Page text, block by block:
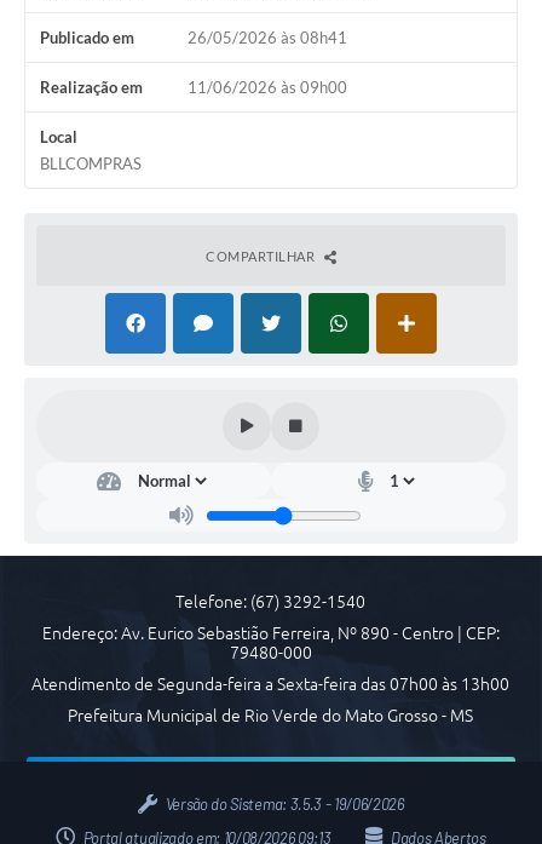
Galeria de Vídeos
Governo do Estado do Mato Grosso do Sul
Arquivos para Download
Projetos
Contas Públicas
Telefones Úteis
Publicado em 26/05/2026 às 08h41
Realização em 11/06/2026 às 09h00
Local
BLLCOMPRAS
COMPARTILHAR
Telefone: (67) 3292-1540
Endereço: Av. Eurico Sebastião Ferreira, Nº 890 - Centro | CEP:
79480-000
Atendimento de Segunda-feira a Sexta-feira das 07h00 às 13h00
Prefeitura Municipal de Rio Verde do Mato Grosso - MS
Versão do Sistema: 3.5.3 - 19/06/2026
Portal atualizado em: 10/08/2026 09:13 Dados Abertos